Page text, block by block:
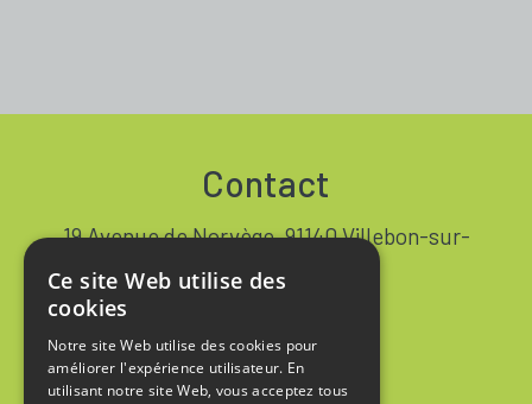
Contact
19 Avenue de Norvège, 91140 Villebon-sur-
+33 1 64 53 37 90
Contact
Ce site Web utilise des
cookies
Notre site Web utilise des cookies pour
améliorer l'expérience utilisateur. En
utilisant notre site Web, vous acceptez tous